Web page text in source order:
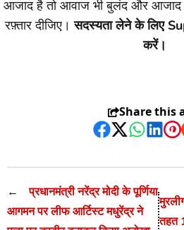
आजाद है तो आवाज भी बुलंद और आजाद
रफ़्तार दीजिए।सदस्यता लेने के लिए
करें।
Share this
Facebook
Twitter
←
प्रधानमंत्री नरेंद्र मोदी के पूर्णिया
आगमन पर लीफ आर्टिस्ट मधुरेंद्र ने
तहत